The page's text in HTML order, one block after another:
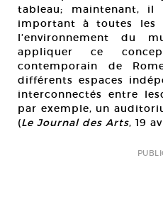
tableau; maintenant, il
important à toutes les
l’environnement du
appliquer ce
contemporain de
différents espaces
interconnectés entre
par exemple, un
(Le Journal des Arts, 19